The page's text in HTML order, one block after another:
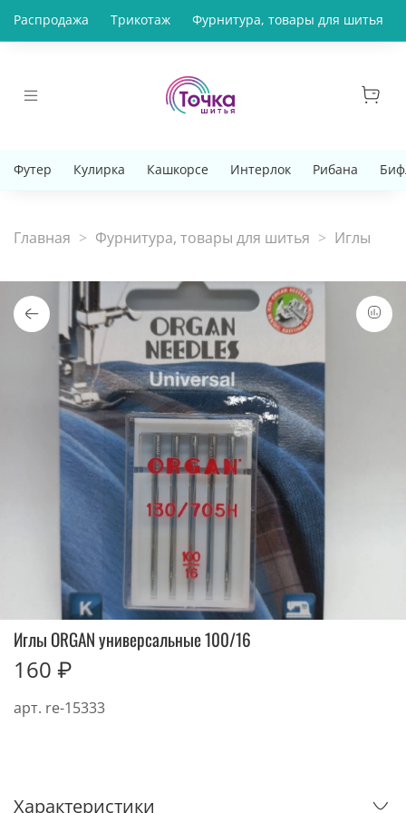
Распродажа Трикотаж Фурнитура, товары для шитья
Футер Кулирка Кашкорсе Интерлок Рибана
Главная Фурнитура, товары для шитья Иглы
арт. re-15333
Иглы ORGAN универсальные 100/16
160 ₽
Характеристики